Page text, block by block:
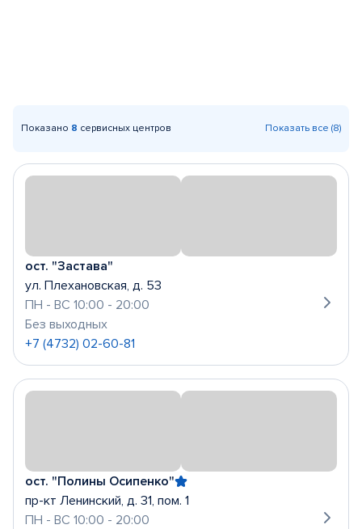
Показано 8 сервисных центров Показать все (8)
ост. "Застава"
ул. Плехановская, д. 53
ПН - ВС 10:00 - 20:00
Без выходных
+7 (4732) 02-60-81
ост. "Полины Осипенко"
пр-кт Ленинский, д. 31, пом. 1
ПН - ВС 10:00 - 20:00